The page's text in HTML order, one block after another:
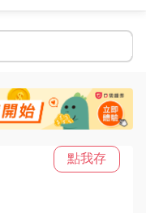
點我存